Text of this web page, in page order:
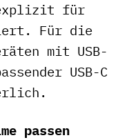
für
Für die
mit USB-
USB-C
passen